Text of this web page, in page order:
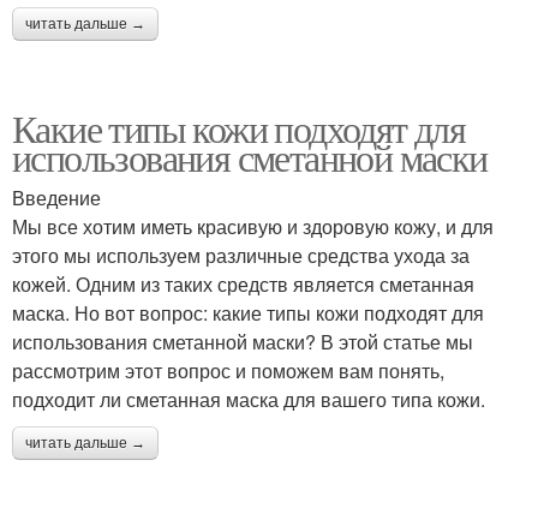
читать дальше →
Какие типы кожи подходят для
использования сметанной маски
Введение
Мы все хотим иметь красивую и здоровую кожу, и для
этого мы используем различные средства ухода за
кожей. Одним из таких средств является сметанная
маска. Но вот вопрос: какие типы кожи подходят для
использования сметанной маски? В этой статье мы
рассмотрим этот вопрос и поможем вам понять,
подходит ли сметанная маска для вашего типа кожи.
читать дальше →